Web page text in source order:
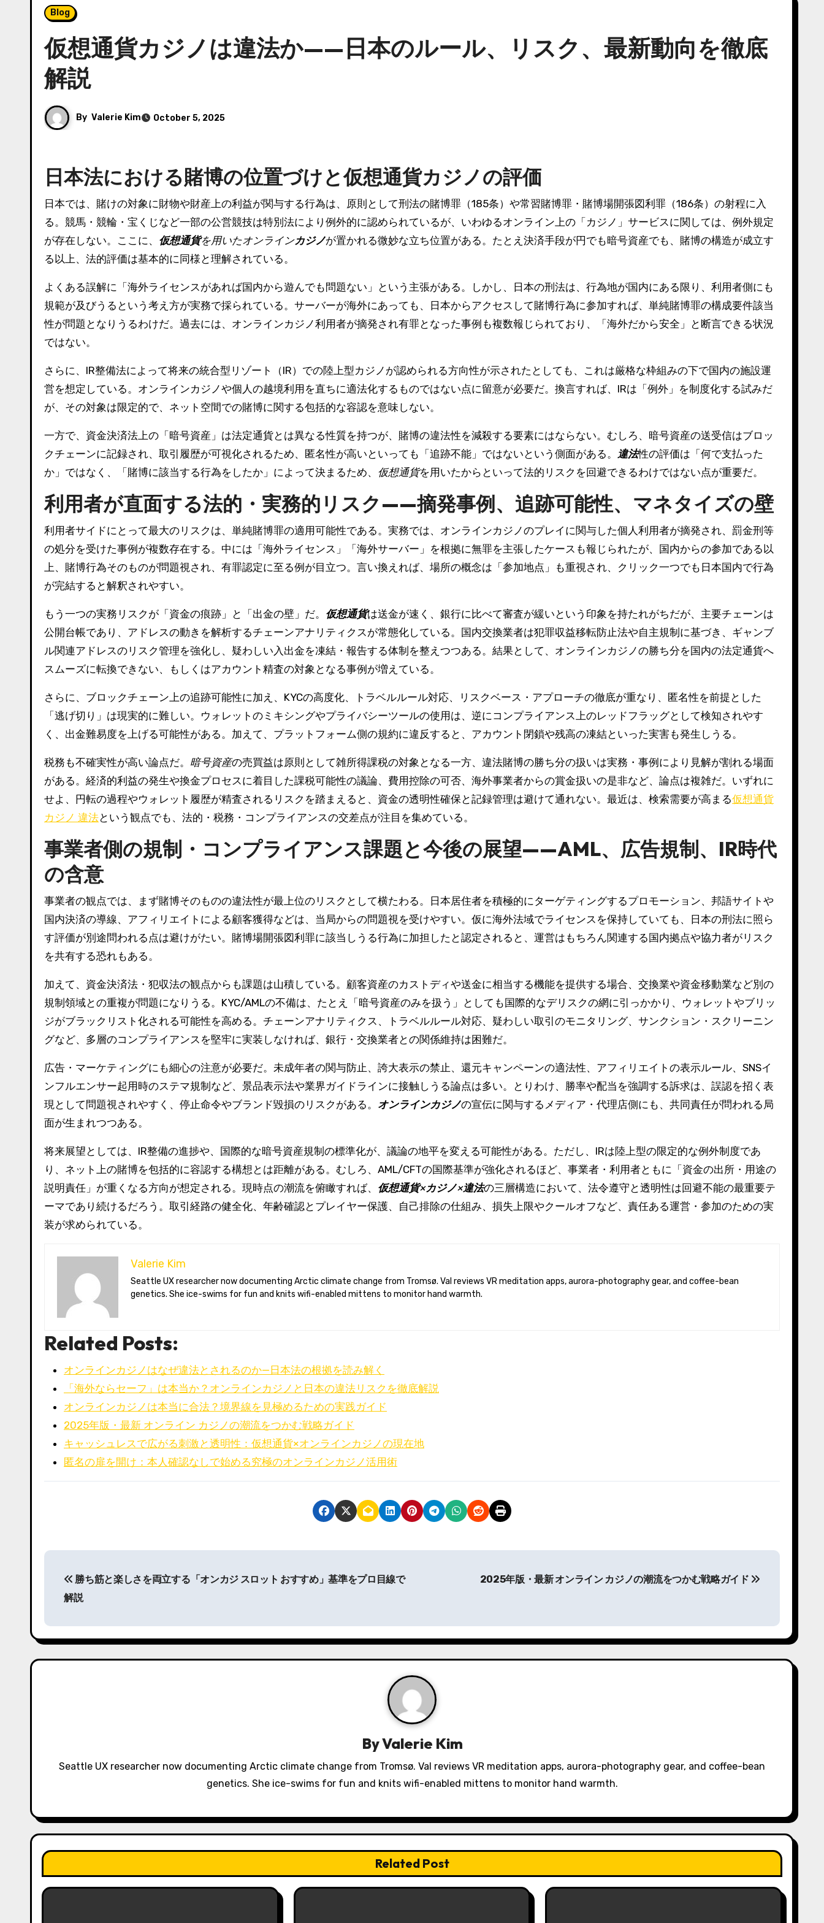
Blog
仮想通貨カジノは違法か——日本のルール、リスク、最新動向を徹底
解説
By Valerie Kim October 5, 2025
日本法における賭博の位置づけと仮想通貨カジノの評価
日本では、賭けの対象に財物や財産上の利益が関与する行為は、原則として刑法の賭博罪（185条）や常習賭博罪・賭博場開張図利罪（186条）の射程に入
る。競馬・競輪・宝くじなど一部の公営競技は特別法により例外的に認められているが、いわゆるオンライン上の「カジノ」サービスに関しては、例外規定
が存在しない。ここに、 仮想通貨を用いたオンラインカジノが置かれる微妙な立ち位置がある。たとえ決済手段が円でも暗号資産でも、賭博の構造が成立す
る以上、法的評価は基本的に同様と理解されている。
よくある誤解に「海外ライセンスがあれば国内から遊んでも問題ない」という主張がある。しかし、日本の刑法は、行為地が国内にある限り、利用者側にも
規範が及びうるという考え方が実務で採られている。サーバーが海外にあっても、日本からアクセスして賭博行為に参加すれば、単純賭博罪の構成要件該当
性が問題となりうるわけだ。過去には、オンラインカジノ利用者が摘発され有罪となった事例も複数報じられており、「海外だから安全」と断言できる状況
ではない。
さらに、IR整備法によって将来の統合型リゾート（IR）での陸上型カジノが認められる方向性が示されたとしても、これは厳格な枠組みの下で国内の施設運
営を想定している。オンラインカジノや個人の越境利用を直ちに適法化するものではない点に留意が必要だ。換言すれば、IRは「例外」を制度化する試みだ
が、その対象は限定的で、ネット空間での賭博に関する包括的な容認を意味しない。
一方で、資金決済法上の「暗号資産」は法定通貨とは異なる性質を持つが、賭博の違法性を減殺する要素にはならない。むしろ、暗号資産の送受信はブロッ
クチェーンに記録され、取引履歴が可視化されるため、匿名性が高いといっても「追跡不能」ではないという側面がある。 違法性の評価は「何で支払った
か」ではなく、「賭博に該当する行為をしたか」によって決まるため、 仮想通貨を用いたからといって法的リスクを回避できるわけではない点が重要だ。
利用者が直面する法的・実務的リスク——摘発事例、追跡可能性、マネタイズの壁
利用者サイドにとって最大のリスクは、単純賭博罪の適用可能性である。実務では、オンラインカジノのプレイに関与した個人利用者が摘発され、罰金刑等
の処分を受けた事例が複数存在する。中には「海外ライセンス」「海外サーバー」を根拠に無罪を主張したケースも報じられたが、国内からの参加である以
上、賭博行為そのものが問題視され、有罪認定に至る例が目立つ。言い換えれば、場所の概念は「参加地点」も重視され、クリック一つでも日本国内で行為
が完結すると解釈されやすい。
もう一つの実務リスクが「資金の痕跡」と「出金の壁」だ。 仮想通貨は送金が速く、銀行に比べて審査が緩いという印象を持たれがちだが、主要チェーンは
公開台帳であり、アドレスの動きを解析するチェーンアナリティクスが常態化している。国内交換業者は犯罪収益移転防止法や自主規制に基づき、ギャンブ
ル関連アドレスのリスク管理を強化し、疑わしい入出金を凍結・報告する体制を整えつつある。結果として、オンラインカジノの勝ち分を国内の法定通貨へ
スムーズに転換できない、もしくはアカウント精査の対象となる事例が増えている。
さらに、ブロックチェーン上の追跡可能性に加え、KYCの高度化、トラベルルール対応、リスクベース・アプローチの徹底が重なり、匿名性を前提とした
「逃げ切り」は現実的に難しい。ウォレットのミキシングやプライバシーツールの使用は、逆にコンプライアンス上のレッドフラッグとして検知されやす
く、出金難易度を上げる可能性がある。加えて、プラットフォーム側の規約に違反すると、アカウント閉鎖や残高の凍結といった実害も発生しうる。
税務も不確実性が高い論点だ。 暗号資産の売買益は原則として雑所得課税の対象となる一方、違法賭博の勝ち分の扱いは実務・事例により見解が割れる場面
がある。経済的利益の発生や換金プロセスに着目した課税可能性の議論、費用控除の可否、海外事業者からの賞金扱いの是非など、論点は複雑だ。いずれに
せよ、円転の過程やウォレット履歴が精査されるリスクを踏まえると、資金の透明性確保と記録管理は避けて通れない。最近は、検索需要が高まる仮想通貨
カジノ 違法という観点でも、法的・税務・コンプライアンスの交差点が注目を集めている。
事業者側の規制・コンプライアンス課題と今後の展望——AML、広告規制、IR時代
の含意
事業者の観点では、まず賭博そのものの違法性が最上位のリスクとして横たわる。日本居住者を積極的にターゲティングするプロモーション、邦語サイトや
国内決済の導線、アフィリエイトによる顧客獲得などは、当局からの問題視を受けやすい。仮に海外法域でライセンスを保持していても、日本の刑法に照ら
す評価が別途問われる点は避けがたい。賭博場開張図利罪に該当しうる行為に加担したと認定されると、運営はもちろん関連する国内拠点や協力者がリスク
を共有する恐れもある。
加えて、資金決済法・犯収法の観点からも課題は山積している。顧客資産のカストディや送金に相当する機能を提供する場合、交換業や資金移動業など別の
規制領域との重複が問題になりうる。KYC/AMLの不備は、たとえ「暗号資産のみを扱う」としても国際的なデリスクの網に引っかかり、ウォレットやブリッ
ジがブラックリスト化される可能性を高める。チェーンアナリティクス、トラベルルール対応、疑わしい取引のモニタリング、サンクション・スクリーニン
グなど、多層のコンプライアンスを堅牢に実装しなければ、銀行・交換業者との関係維持は困難だ。
広告・マーケティングにも細心の注意が必要だ。未成年者の関与防止、誇大表示の禁止、還元キャンペーンの適法性、アフィリエイトの表示ルール、SNSイ
ンフルエンサー起用時のステマ規制など、景品表示法や業界ガイドラインに接触しうる論点は多い。とりわけ、勝率や配当を強調する訴求は、誤認を招く表
現として問題視されやすく、停止命令やブランド毀損のリスクがある。 オンラインカジノの宣伝に関与するメディア・代理店側にも、共同責任が問われる局
面が生まれつつある。
将来展望としては、IR整備の進捗や、国際的な暗号資産規制の標準化が、議論の地平を変える可能性がある。ただし、IRは陸上型の限定的な例外制度であ
り、ネット上の賭博を包括的に容認する構想とは距離がある。むしろ、AML/CFTの国際基準が強化されるほど、事業者・利用者ともに「資金の出所・用途の
説明責任」が重くなる方向が想定される。現時点の潮流を俯瞰すれば、 仮想通貨×カジノ×違法の三層構造において、法令遵守と透明性は回避不能の最重要テ
ーマであり続けるだろう。取引経路の健全化、年齢確認とプレイヤー保護、自己排除の仕組み、損失上限やクールオフなど、責任ある運営・参加のための実
装が求められている。
Valerie Kim
Seattle UX researcher now documenting Arctic climate change from Tromsø. Val reviews VR meditation apps, aurora-photography gear, and coffee-bean
genetics. She ice-swims for fun and knits wifi-enabled mittens to monitor hand warmth.
Related Posts:
オンラインカジノはなぜ違法とされるのか—日本法の根拠を読み解く
「海外ならセーフ」は本当か？オンラインカジノと日本の違法リスクを徹底解説
オンラインカジノは本当に合法？境界線を見極めるための実践ガイド
2025年版・最新 オンライン カジノの潮流をつかむ戦略ガイド
キャッシュレスで広がる刺激と透明性：仮想通貨×オンラインカジノの現在地
匿名の扉を開け：本人確認なしで始める究極のオンラインカジノ活用術
P
t
n
t
i
o
n
勝ち筋と楽しさを両立する「オンカジ スロット おすすめ」基準をプロ目線で
解説
2025年版・最新 オンライン カジノの潮流をつかむ戦略ガイド
ByValerie Kim
Seattle UX researcher now documenting Arctic climate change from Tromsø. Val reviews VR meditation apps, aurora-photography gear, and coffee-bean
genetics. She ice-swims for fun and knits wifi-enabled mittens to monitor hand warmth.
Related Post